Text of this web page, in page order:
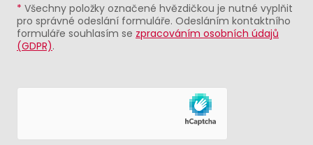
* Všechny položky označené hvězdičkou je nutné vyplňit
pro správné odeslání formuláře. Odesláním kontaktního
formuláře souhlasím se zpracováním osobních údajů
(GDPR).